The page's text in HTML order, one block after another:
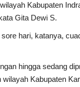
Kabupaten
Gita Dewi S.
hari, katanya,
hingga sedang
wilayah Kabupaten